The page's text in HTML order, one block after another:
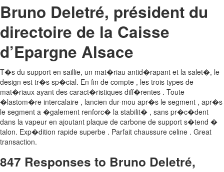
Bruno Deletré, président du
directoire de la Caisse
d’Epargne Alsace
T�s du support en saillie, un mat�riau antid�rapant et la salet�, le
design est tr�s sp�cial. En fin de compte , les trois types de
mat�riaux ayant des caract�ristiques diff�rentes . Toute
�lastom�re intercalaire , lancien dur-mou apr�s le segment , apr�s
le segment a �galement renforc� la stabilit� , sans pr�c�dent
dans la vapeur en ajoutant plaque de carbone de support s�tend �
talon. Exp�dition rapide superbe . Parfait chaussure celine . Great
transaction.
847 Responses to Bruno Deletré,